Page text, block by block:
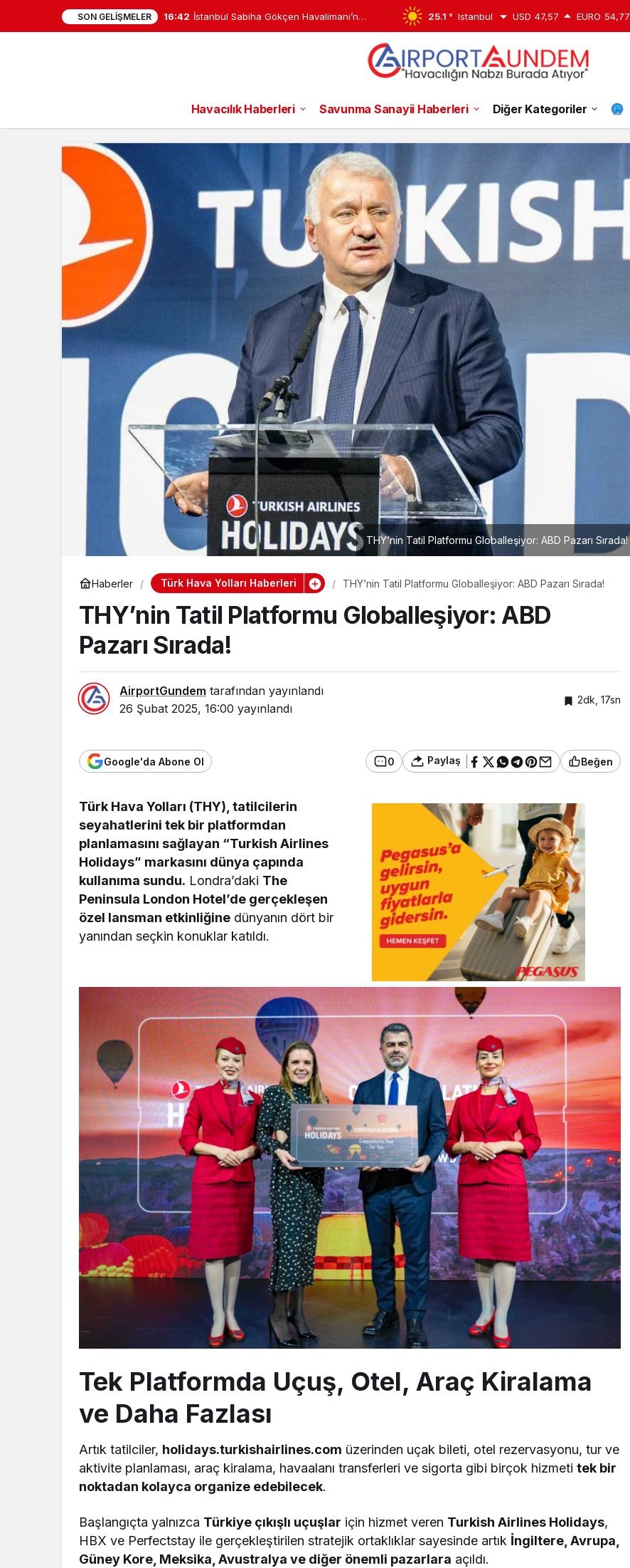
SON GELIŞMELER 16:42 İstanbul Sabiha Gökçen Havalimanı’nda 25.1 ° Istanbul USD 47,57 EURO 54,77
Havacılık Haberleri Savunma Sanayii Haberleri Diğer Kategoriler
THY’nin Tatil Platformu Globalleşiyor: ABD Pazarı Sırada!
Haberler Türk Hava Yolları Haberleri THY’nin Tatil Platformu Globalleşiyor: ABD Pazarı Sırada!
THY’nin Tatil Platformu Globalleşiyor: ABD
Pazarı Sırada!
AirportGundem tarafından yayınlandı
26 Şubat 2025, 16:00 yayınlandı
2dk, 17sn
Google'da Abone Ol 0 Paylaş Beğen
Türk Hava Yolları (THY), tatilcilerin
seyahatlerini tek bir platformdan
planlamasını sağlayan “Turkish Airlines
Holidays” markasını dünya çapında
kullanıma sundu. Londra’daki The
Peninsula London Hotel’de gerçekleşen
özel lansman etkinliğine dünyanın dört bir
yanından seçkin konuklar katıldı.
Tek Platformda Uçuş, Otel, Araç Kiralama
ve Daha Fazlası
Artık tatilciler, holidays.turkishairlines.com üzerinden uçak bileti, otel rezervasyonu, tur ve
aktivite planlaması, araç kiralama, havaalanı transferleri ve sigorta gibi birçok hizmetitek bir
noktadan kolayca organize edebilecek.
Başlangıçta yalnızca Türkiye çıkışlı uçuşlar için hizmet veren Turkish Airlines Holidays,
HBX ve Perfectstay ile gerçekleştirilen stratejik ortaklıklar sayesinde artık İngiltere, Avrupa,
Güney Kore, Meksika, Avustralya ve diğer önemli pazarlara açıldı.